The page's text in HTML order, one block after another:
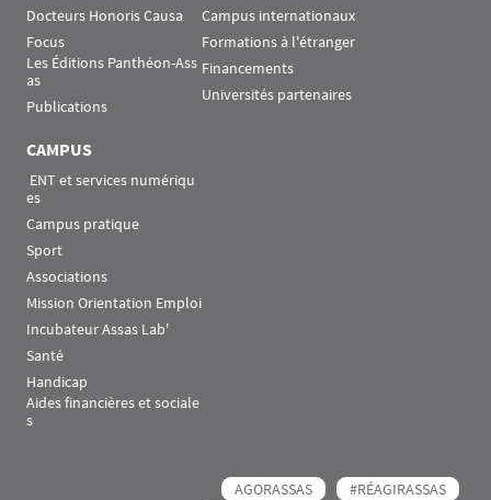
Docteurs Honoris Causa
Focus
Les Éditions Panthéon-Ass
as
Publications
Campus internationaux
Formations à l'étranger
Financements
Universités partenaires
CAMPUS
es
Campus pratique
Sport
Associations
Mission Orientation Emploi
Incubateur Assas Lab'
Santé
Handicap
Aides financières et sociale
s
AGORASSAS
#RÉAGIRASSAS